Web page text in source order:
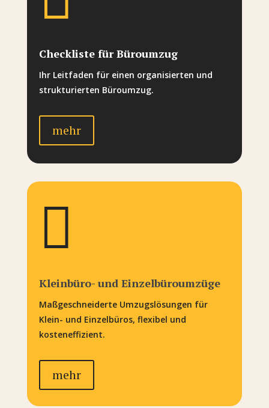
Checkliste für Büroumzug
Ihr Leitfaden für einen organisierten und
strukturierten Büroumzug.
mehr

Kleinbüro- und Einzelbüroumzüge
Maßgeschneiderte Umzugslösungen für
Klein- und Einzelbüros, flexibel und
kosteneffizient.
mehr